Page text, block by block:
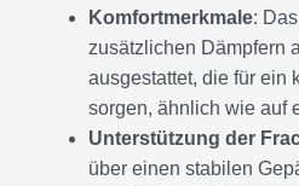
Komfortmerkmale:
zusätzlichen Dämpfern
ausgestattet, die für ein
sorgen, ähnlich wie auf
Unterstützung der
über einen stabilen